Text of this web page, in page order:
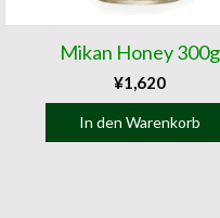
Mikan Honey 300g
¥1,620
In den Warenkorb